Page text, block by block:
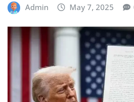
Admin May 7, 2025